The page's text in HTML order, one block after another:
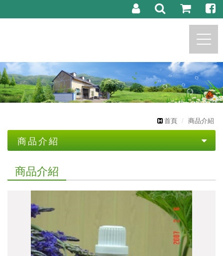
https://marchese.com.tw
首頁 商品介紹
商品介紹
自產..精油及限量品
純露
精油
基礎油
茗樟專業
植物精油代工
精油製程體驗
園區導覽教學
主播推荐產品系列
託售商品
託售純露
商品介紹